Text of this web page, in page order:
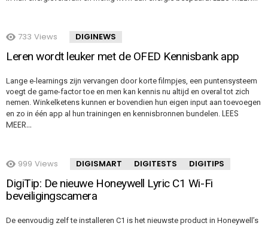
733 Views DIGINEWS
Leren wordt leuker met de OFED Kennisbank app
Lange e-learnings zijn vervangen door korte filmpjes, een puntensysteem
voegt de game-factor toe en men kan kennis nu altijd en overal tot zich
nemen. Winkelketens kunnen er bovendien hun eigen input aan toevoegen
en zo in één app al hun trainingen en kennisbronnen bundelen. LEES
MEER…
999 Views DIGISMART DIGITESTS DIGITIPS
DigiTip: De nieuwe Honeywell Lyric C1 Wi-Fi
beveiligingscamera
De eenvoudig zelf te installeren C1 is het nieuwste product in Honeywell’s